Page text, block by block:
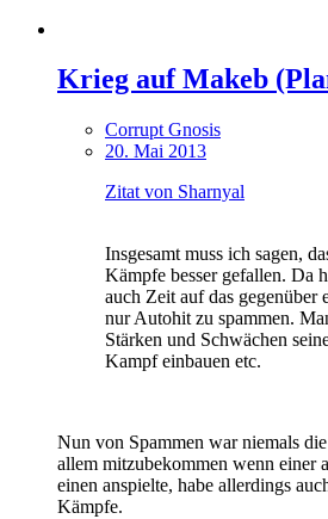
Krieg auf Makeb
Corrupt Gnosis
20. Mai 2013
Zitat von Sharnyal
Insgesamt muss ich sagen,
Kämpfe besser gefallen. Da
auch Zeit auf das gegenüber
nur Autohit zu spammen.
Stärken und Schwächen
Kampf einbauen etc.
Nun von Spammen war niemals
allem mitzubekommen wenn einer
einen anspielte, habe allerdings
Kämpfe.